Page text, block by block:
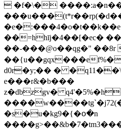
 �f�\�
��=hhīj�4��[�ec�
��-���@o��qg�" ��8r
��{u��gqx���e
d0r�y;�� �
e���r&�b���
z�dbzgv�
�s�u�kg9�{�օ�n